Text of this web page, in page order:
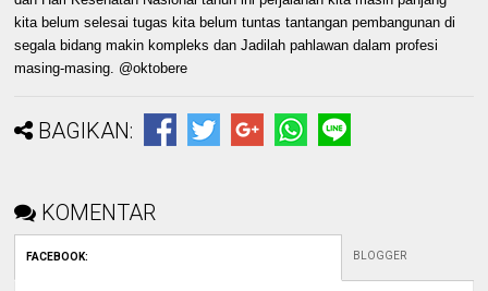
kita belum selesai tugas kita belum tuntas tantangan pembangunan di
segala bidang makin kompleks dan Jadilah pahlawan dalam profesi
masing-masing. @oktobere
BAGIKAN:
KOMENTAR
FACEBOOK: BLOGGER